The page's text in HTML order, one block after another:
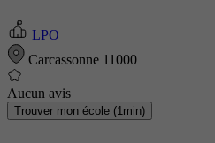
LPO
Carcassonne 11000
Aucun avis
Trouver mon école (1min)